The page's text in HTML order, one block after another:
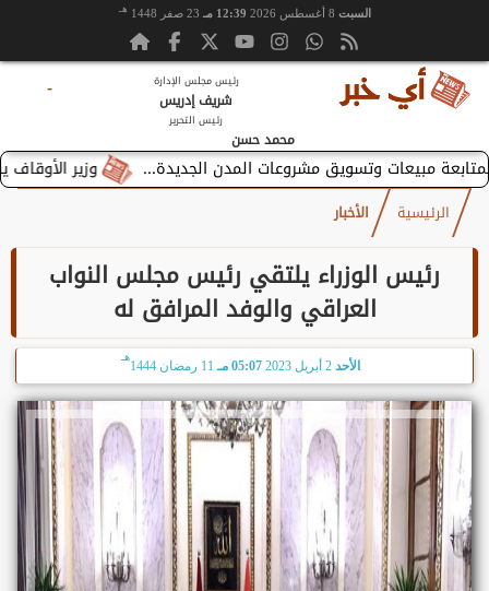
السبت 12:39 مـ 23 صفر 1448 هـ
رئيس مجلس الإدارة
شريف إدريس
رئيس التحرير
محمد حسن
-
وزير الأوقاف
الرئيسية الأخبار
رئيس الوزراء يلتقي رئيس مجلس النواب
العراقي والوفد المرافق له
الأحد 2 أبريل 2023 05:07 مـ 11 رمضان 1444
هـ